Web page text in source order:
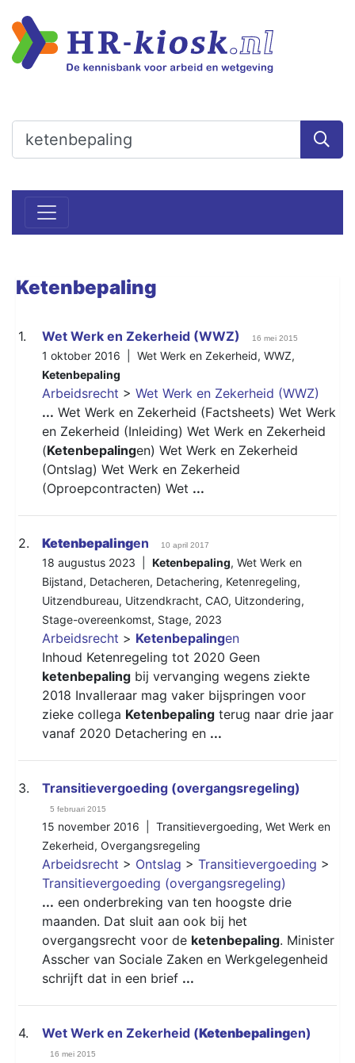
Ketenbepaling
1. Wet Werk en Zekerheid (WWZ) 16 mei 2015
1 oktober 2016 | Wet Werk en Zekerheid, WWZ,
Ketenbepaling
Arbeidsrecht > Wet Werk en Zekerheid (WWZ)
... Wet Werk en Zekerheid (Factsheets) Wet Werk
en Zekerheid (Inleiding) Wet Werk en Zekerheid
(Ketenbepalingen) Wet Werk en Zekerheid
(Ontslag) Wet Werk en Zekerheid
(Oproepcontracten) Wet ...
2. Ketenbepalingen 10 april 2017
18 augustus 2023 | Ketenbepaling, Wet Werk en
Bijstand, Detacheren, Detachering, Ketenregeling,
Uitzendbureau, Uitzendkracht, CAO, Uitzondering,
Stage-overeenkomst, Stage, 2023
Arbeidsrecht > Ketenbepalingen
Inhoud Ketenregeling tot 2020 Geen
ketenbepaling bij vervanging wegens ziekte
2018 Invalleraar mag vaker bijspringen voor
zieke collega Ketenbepaling terug naar drie jaar
vanaf 2020 Detachering en ...
3. Transitievergoeding (overgangsregeling)
5 februari 2015
15 november 2016 | Transitievergoeding, Wet Werk en
Zekerheid, Overgangsregeling
Arbeidsrecht > Ontslag > Transitievergoeding >
Transitievergoeding (overgangsregeling)
... een onderbreking van ten hoogste drie
maanden. Dat sluit aan ook bij het
overgangsrecht voor de ketenbepaling. Minister
Asscher van Sociale Zaken en Werkgelegenheid
schrijft dat in een brief ...
4. Wet Werk en Zekerheid (Ketenbepalingen)
16 mei 2015